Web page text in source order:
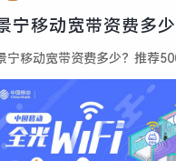
宁移动宽带资费多
宁移动宽带资费多少？推荐